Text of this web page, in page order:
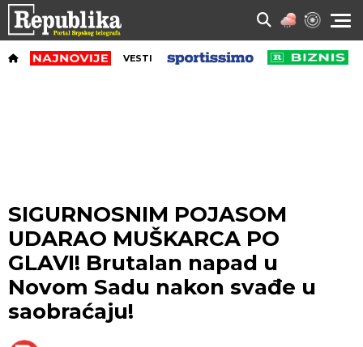
VESTI
SIGURNOSNIM POJASOM
UDARAO MUŠKARCA PO
GLAVI! Brutalan napad u
Novom Sadu nakon svađe u
saobraćaju!